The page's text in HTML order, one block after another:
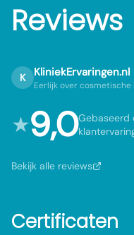
Reviews
K KliniekErvaringen.nl
Eerlijk over cosmetische
★9,0Gebaseerd
Bekijk alle reviews
Certificaten